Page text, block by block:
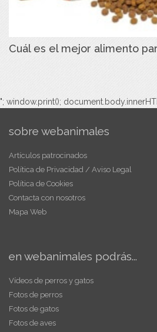
Cuál es el mejor alimento
"; window.print();
sobre webanimales
Artículos patrocinados
Política de Privacidad / Aviso Legal
Política de Cookies
Contacta con nosotros
Mapa Web
en webanimales podrás...
Vídeos de perros y gatos
Fotos de perros
Fotos de gatos
Fotos de aves